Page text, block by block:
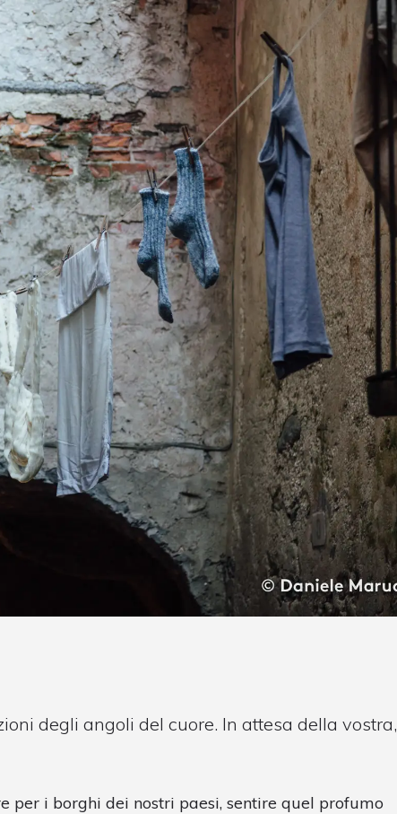
degli angoli del cuore. In attesa della vostra,
per i borghi dei nostri paesi, sentire quel profumo